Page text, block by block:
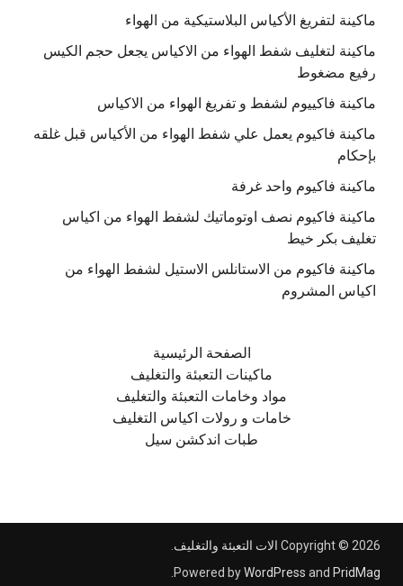
ماكينة لتفريغ الأكياس البلاستيكية من الهواء
ماكينة لتغليف شفط الهواء من الاكياس يجعل حجم الكيس
رفيع مضغوط
ماكينة فاكييوم لشفط و تفريغ الهواء من الاكياس
ماكينة فاكيوم يعمل علي شفط الهواء من الأكياس قبل غلقه
بإحكام
ماكينة فاكيوم واحد غرفة
ماكينة فاكيوم نصف اوتوماتيك لشفط الهواء من اكياس
تغليف بكر خيط
ماكينة فاكيوم من الاستانلس الاستيل لشفط الهواء من
اكياس المشروم
الصفحة الرئيسية
ماكينات التعبئة والتغليف
مواد وخامات التعبئة والتغليف
خامات و رولات اكياس التغليف
طبات اندكشن سيل
Copyright © 2026 الات التعبئة والتغليف
Powered byWordPress and PridMag